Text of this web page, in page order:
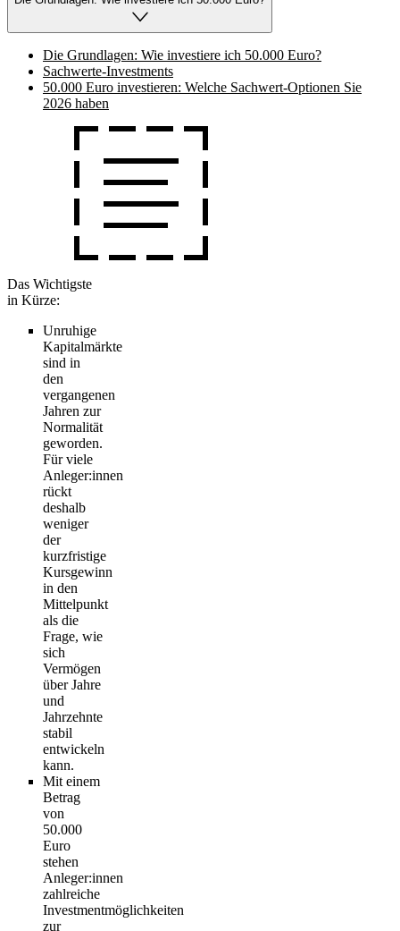
Die Grundlagen: Wie investiere ich 50.000 Euro?
Sachwerte-Investments
50.000 Euro investieren: Welche Sachwert-Optionen Sie
2026 haben
Das Wichtigste
in Kürze:
Unruhige
Kapitalmärkte
sind in
den
vergangenen
Jahren zur
Normalität
geworden.
Für viele
Anleger:innen
rückt
deshalb
weniger
der
kurzfristige
Kursgewinn
in den
Mittelpunkt
als die
Frage, wie
sich
Vermögen
über Jahre
und
Jahrzehnte
stabil
entwickeln
kann.
Mit einem
Betrag
von
50.000
Euro
stehen
Anleger:innen
zahlreiche
Investmentmöglichkeiten
zur